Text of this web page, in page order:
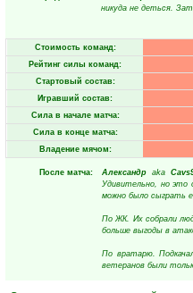
никуда не деться.
Стоимость команд:
Рейтинг силы команд:
Стартовый состав:
Игравший состав:
Сила в начале матча:
Сила в конце матча:
Владение мячом:
После матча: Александр aka
Удивительно, но это
можно было сыграть
По ЖК. Их собрали
больше выгоды в
По вратарю.
ветеранов были